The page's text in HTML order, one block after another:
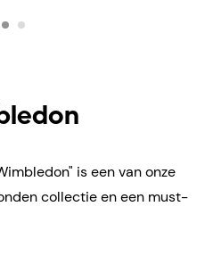
is een van onze
collectie en een must-